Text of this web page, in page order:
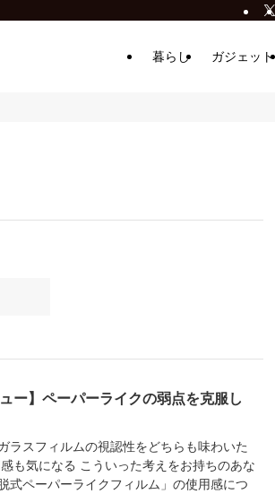
暮らし ガジェット
ー】ペーパーライクの弱点を克服し
ラスフィルムの視認性をどちらも味わいた
も気になる こういった考えをお持ちのあな
式ペーパーライクフィルム」の使用感につ